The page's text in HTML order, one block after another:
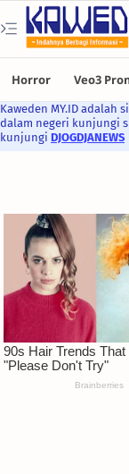
Kaweden MY.ID
dalam negeri kunjungi
kunjungi DJOGDJANEWS